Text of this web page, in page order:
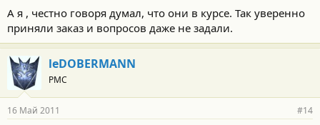
А я , честно говоря думал, что они в курсе. Так уверенно
приняли заказ и вопросов даже не задали.
leDOBERMANN
PMC
16 Май 2011 #14